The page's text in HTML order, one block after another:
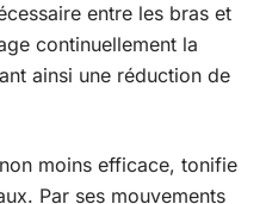
entre les bras et
continuellement la
ainsi une réduction de
moins efficace, tonifie
Par ses mouvements